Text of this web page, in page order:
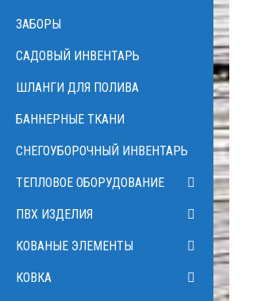
ЗАБОРЫ
САДОВЫЙ ИНВЕНТАРЬ
ШЛАНГИ ДЛЯ ПОЛИВА
БАННЕРНЫЕ ТКАНИ
CНЕГОУБОРОЧНЫЙ ИНВЕНТАРЬ
ТЕПЛОВОЕ ОБОРУДОВАНИЕ
ПВХ ИЗДЕЛИЯ
КОВАНЫЕ ЭЛЕМЕНТЫ
КОВКА